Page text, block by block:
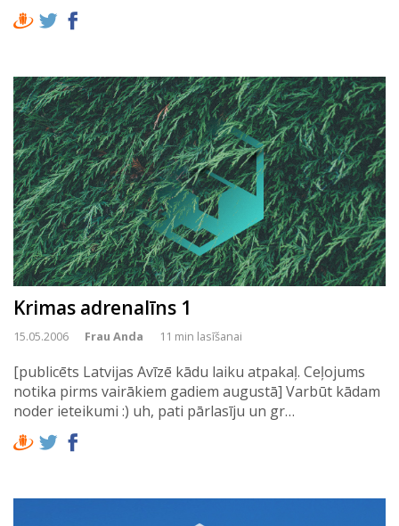
Krimas adrenalīns 1
15.05.2006 Frau Anda 11 min lasīšanai
[publicēts Latvijas Avīzē kādu laiku atpakaļ. Ceļojums
notika pirms vairākiem gadiem augustā] Varbūt kādam
noder ieteikumi :) uh, pati pārlasīju un gr…